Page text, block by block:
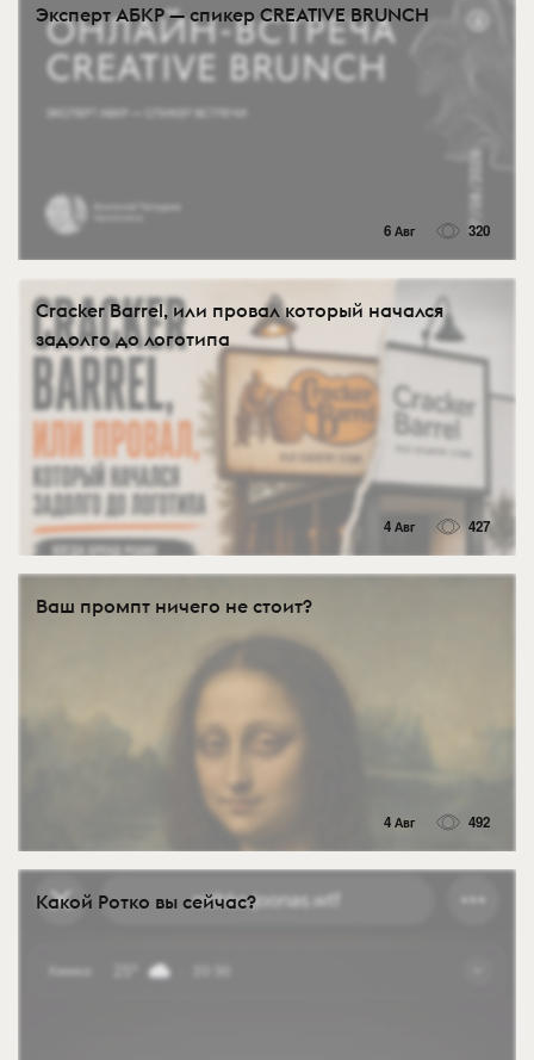
Эксперт АБКР — спикер CREATIVE BRUNCH
6 Авг 320
Cracker Barrel, или провал который начался
задолго до логотипа
4 Авг 427
Ваш промпт ничего не стоит?
4 Авг 492
Какой Ротко вы сейчас?